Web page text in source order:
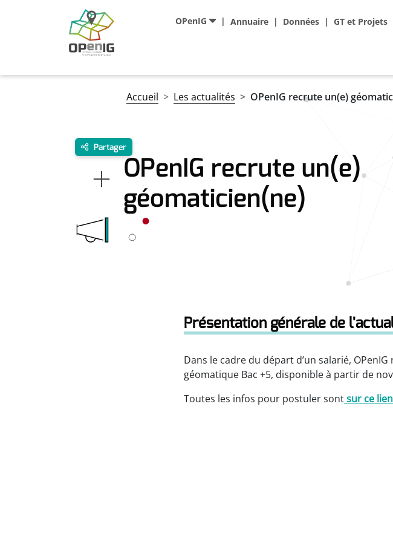
Aller au contenu principal
Navigation principale
OPenIG Annuaire Données GT et Projets
Fil d'Ariane
Accueil Les actualités OPenIG recrute un(e)
OPenIG recrute un(e)
géomaticien(ne)
Partager
Présentation générale de
Dans le cadre du départ d’un salarié,
géomatique Bac +5, disponible à partir de
Toutes les infos pour postuler sontsur ce lien